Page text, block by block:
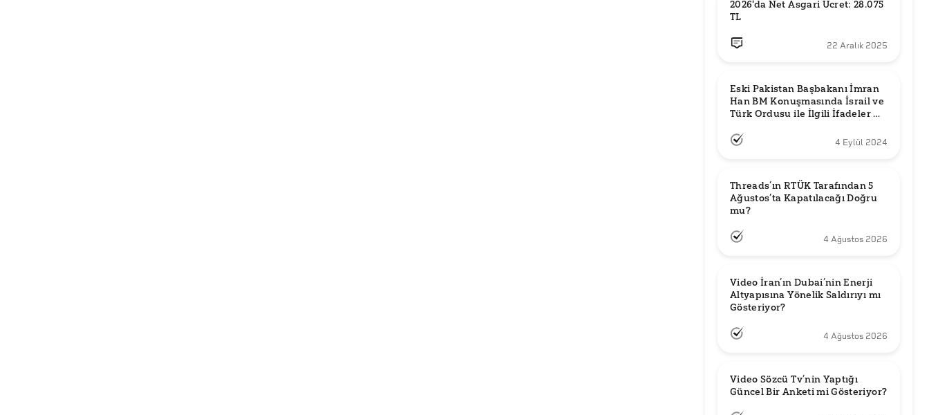
2026'da Net Asgari Ücret: 28.075
TL
22 Aralık 2025
Eski Pakistan Başbakanı İmran
Han BM Konuşmasında İsrail ve
Türk Ordusu ile İlgili İfadeler mi
4 Eylül 2024
Threads’ın RTÜK Tarafından 5
Ağustos’ta Kapatılacağı Doğru
mu?
4 Ağustos 2026
Video İran’ın Dubai’nin Enerji
Altyapısına Yönelik Saldırıyı mı
Gösteriyor?
4 Ağustos 2026
Video Sözcü Tv’nin Yaptığı
Güncel Bir Anketi mi Gösteriyor?